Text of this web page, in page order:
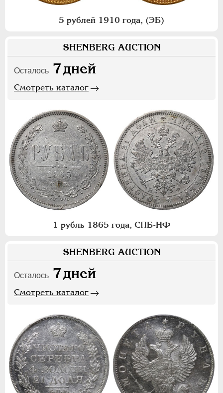
5 рублей 1910 года, (ЭБ)
SHENBERG AUCTION
Осталось 7дней
Смотреть каталог
1 рубль 1865 года, СПБ-НФ
SHENBERG AUCTION
Осталось 7дней
Смотреть каталог